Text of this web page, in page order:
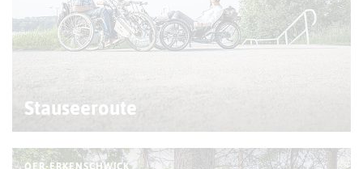
Stauseeroute
OER-ERKENSCHWICK